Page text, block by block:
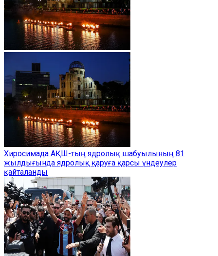
Хиросимада АҚШ-тың ядролық шабуылының 81
жылдығында ядролық қаруға қарсы үндеулер
қайталанды